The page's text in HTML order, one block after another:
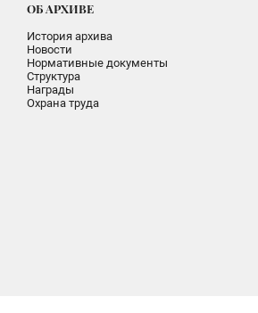
ОБ АРХИВЕ
История архива
Новости
Нормативные документы
Структура
Награды
Охрана труда